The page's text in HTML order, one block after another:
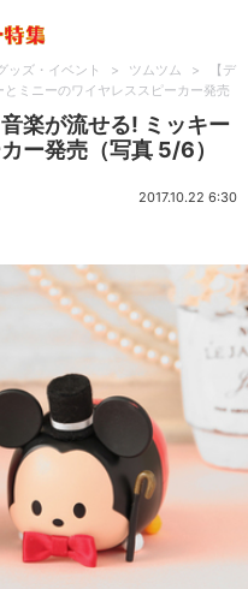
ッズ・イベント > ツムツム >
【デ
ミニーのワイヤレススピーカー発売
楽が流せる! ミッキー
ー発売（写真 5/6）
2017.10.22 6:30